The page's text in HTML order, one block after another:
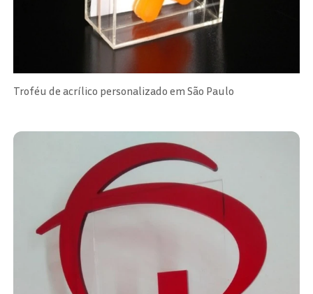
Troféu de acrílico personalizado em São Paulo